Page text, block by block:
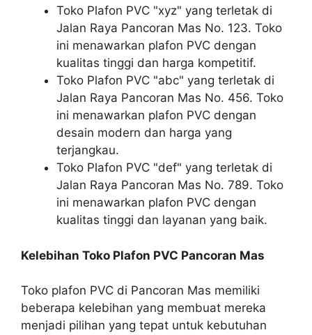
Toko Plafon PVC "xyz" yang terletak di
Jalan Raya Pancoran Mas No. 123. Toko
ini menawarkan plafon PVC dengan
kualitas tinggi dan harga kompetitif.
Toko Plafon PVC "abc" yang terletak di
Jalan Raya Pancoran Mas No. 456. Toko
ini menawarkan plafon PVC dengan
desain modern dan harga yang
terjangkau.
Toko Plafon PVC "def" yang terletak di
Jalan Raya Pancoran Mas No. 789. Toko
ini menawarkan plafon PVC dengan
kualitas tinggi dan layanan yang baik.
Kelebihan Toko Plafon PVC Pancoran Mas
Toko plafon PVC di Pancoran Mas memiliki
beberapa kelebihan yang membuat mereka
menjadi pilihan yang tepat untuk kebutuhan